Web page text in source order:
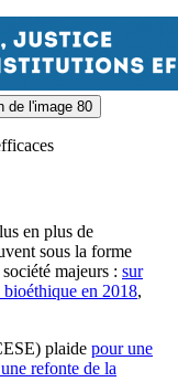
de l'image 80
en plus de
sous la forme
majeurs : sur
bioéthique en 2018,
plaide pour une
refonte de la